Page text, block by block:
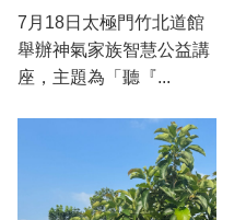
7月18日太極門竹北道館
舉辦神氣家族智慧公益講
座，主題為「聽『...